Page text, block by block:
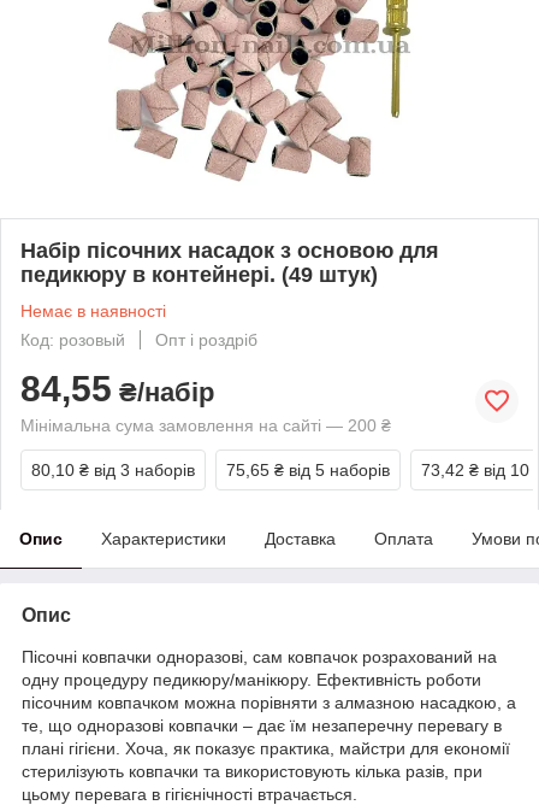
Набір пісочних насадок з основою для
педикюру в контейнері. (49 штук)
Немає в наявності
Код: розовый
Опт і роздріб
84,55 ₴/набір
Мінімальна сума замовлення на сайті — 200 ₴
80,10 ₴ від 3 наборів 75,65 ₴ від 5 наборів 73,42 ₴ від 10
Опис Характеристики Доставка Оплата Умови
Опис
Пісочні ковпачки одноразові, сам ковпачок розрахований на
одну процедуру педикюру/манікюру. Ефективність роботи
пісочним ковпачком можна порівняти з алмазною насадкою, а
те, що одноразові ковпачки – дає їм незаперечну перевагу в
плані гігієни. Хоча, як показує практика, майстри для економії
стерилізують ковпачки та використовують кілька разів, при
цьому перевага в гігієнічності втрачається.